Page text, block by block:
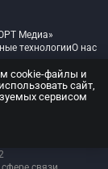
Медиа»
технологииО нас
средств массовой
cookie-файлы и
сайт,
сервисом